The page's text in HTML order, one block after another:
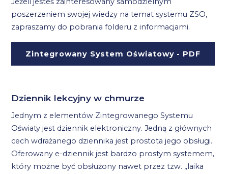
poszerzeniem swojej wiedzy na temat systemu ZSO,
zapraszamy do pobrania folderu z informacjami.
Zintegrowany System Oświatowy - PDF
Dziennik lekcyjny w chmurze
Jednym z elementów Zintegrowanego Systemu
Oświaty jest dziennik elektroniczny. Jedną z głównych
cech wdrażanego dziennika jest prostota jego obsługi.
Oferowany e-dziennik jest bardzo prostym systemem,
który możne być obsłużony nawet przez tzw. „laika